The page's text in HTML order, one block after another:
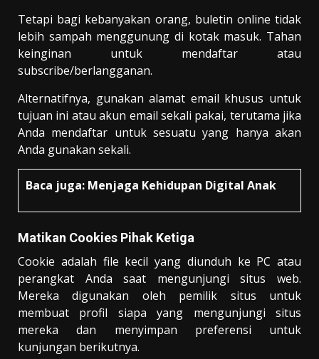
Tetapi bagi kebanyakan orang, buletin online tidak
lebih sampah menggunung di kotak masuk. Tahan
keinginan untuk mendaftar atau
subscribe/berlangganan.
Alternatifnya, gunakan alamat email khusus untuk
tujuan ini atau akun email sekali pakai, terutama jika
Anda mendaftar untuk sesuatu yang hanya akan
Anda gunakan sekali.
Baca juga: Menjaga Kehidupan Digital Anak
Matikan Cookies Pihak Ketiga
Cookie adalah file kecil yang diunduh ke PC atau
perangkat Anda saat mengunjungi situs web.
Mereka digunakan oleh pemilik situs untuk
membuat profil siapa yang mengunjungi situs
mereka dan menyimpan preferensi untuk
kunjungan berikutnya.